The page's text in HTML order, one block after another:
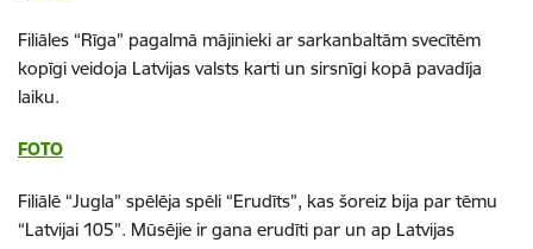
Filiāles “Rīga” pagalmā mājinieki ar sarkanbaltām svecītēm
kopīgi veidoja Latvijas valsts karti un sirsnīgi kopā pavadīja
laiku.
FOTO
Filiālē “Jugla” spēlēja spēli “Erudīts”, kas šoreiz bija par tēmu
“Latvijai 105”. Mūsējie ir gana erudīti par un ap Latvijas